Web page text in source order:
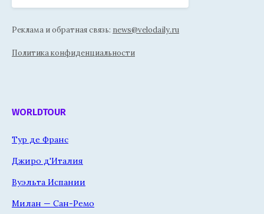
Реклама и обратная связь: news@velodaily.ru
Политика конфиденциальности
WORLDTOUR
Тур де Франс
Джиро д'Италия
Вуэльта Испании
Милан — Сан-Ремо